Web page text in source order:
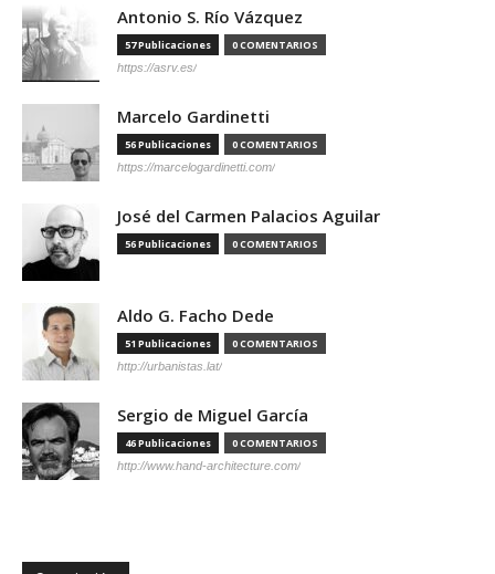
Antonio S. Río Vázquez
57 Publicaciones 0 COMENTARIOS
https://asrv.es/
Marcelo Gardinetti
56 Publicaciones 0 COMENTARIOS
https://marcelogardinetti.com/
José del Carmen Palacios Aguilar
56 Publicaciones 0 COMENTARIOS
Aldo G. Facho Dede
51 Publicaciones 0 COMENTARIOS
http://urbanistas.lat/
Sergio de Miguel García
46 Publicaciones 0 COMENTARIOS
http://www.hand-architecture.com/